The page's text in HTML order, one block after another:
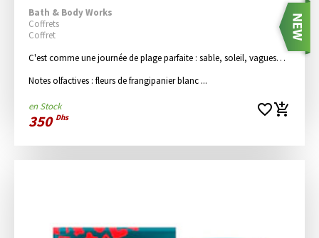
Bath & Body Works
Coffrets
Coffret
C'est comme une journée de plage parfaite : sable, soleil, vagues…
Notes olfactives : fleurs de frangipanier blanc ...
en Stock
350 Dhs favorite_borderadd_shopping_cart